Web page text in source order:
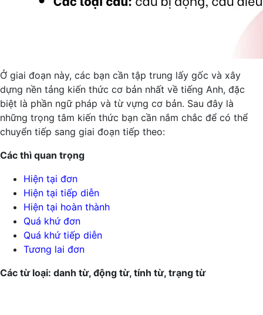
Ở giai đoạn này, các bạn cần tập trung lấy gốc và xây
dựng nền tảng kiến thức cơ bản nhất về tiếng Anh, đặc
biệt là phần ngữ pháp và từ vựng cơ bản. Sau đây là
những trọng tâm kiến thức bạn cần nắm chắc để có thể
chuyển tiếp sang giai đoạn tiếp theo:
Các thì quan trọng
Hiện tại đơn
Hiện tại tiếp diễn
Hiện tại hoàn thành
Quá khứ đơn
Quá khứ tiếp diễn
Tương lai đơn
Các từ loại: danh từ, động từ, tính từ, trạng từ